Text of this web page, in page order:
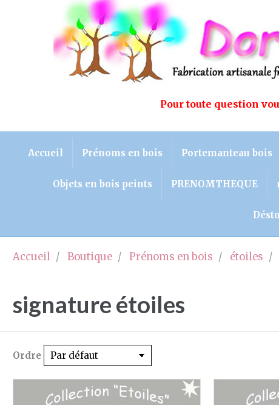
Pour toute question
Accueil Prénoms en bois Portemanteau bois
Objets en bois peints PRENOMTHEQUE
Accueil Boutique Prénoms en bois étoiles
signature étoiles
Ordre